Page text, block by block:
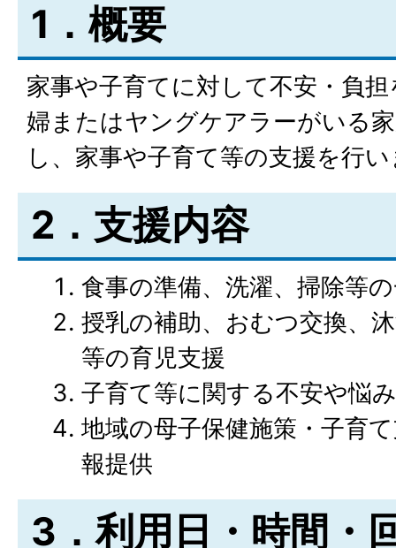
1．概要
家事や子育てに対して不安・負
婦またはヤングケアラーがいる
し、家事や子育て等の支援を行
2．支援内容
食事の準備、洗濯、掃除等
授乳の補助、おむつ交換、
等の育児支援
子育て等に関する不安や悩
地域の母子保健施策・子育
報提供
3．利用日・時間・